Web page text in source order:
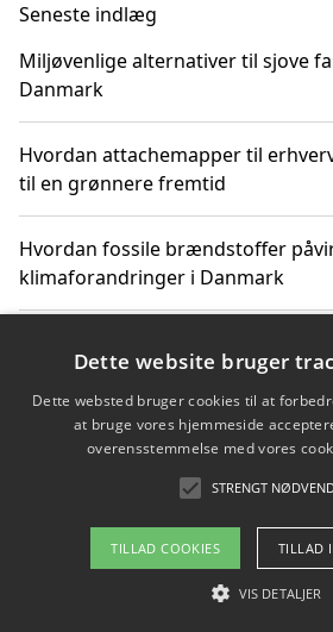
Seneste indlæg
Miljøvenlige alternativer til sjove
Danmark
Hvordan attachemapper til
til en grønnere fremtid
Hvordan fossile brændstoffer
klimaforandringer i Danmark
klimaændringer
Hvordan citater om fossile
Copyright 2026 -
Om / kontakt
Dette website bruger
Dette websted bruger cookies til at
at bruge vores hjemmeside
overensstemmelse med vores
STRENGT
TILLAD COOKIES TILLAD
VIS DETALJER